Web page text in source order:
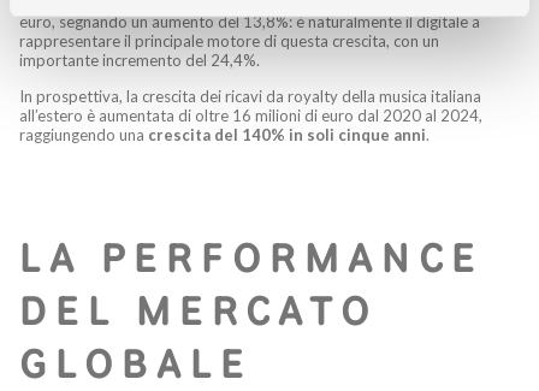
euro, segnando un aumento del 13,8%: è naturalmente il digitale a
rappresentare il principale motore di questa crescita, con un
importante incremento del 24,4%.
In prospettiva, la crescita dei ricavi da royalty della musica italiana
all’estero è aumentata di oltre 16 milioni di euro dal 2020 al 2024,
raggiungendo una crescita del 140% in soli cinque anni.
LA PERFORMANCE
DEL MERCATO
GLOBALE